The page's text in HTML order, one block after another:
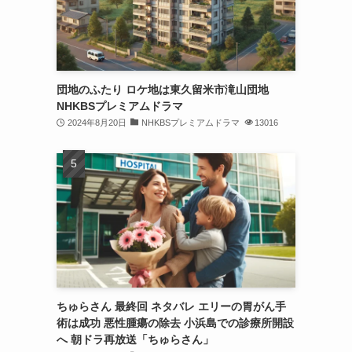
団地のふたり ロケ地は東久留米市滝山団地
NHKBSプレミアムドラマ
2024年8月20日 NHKBSプレミアムドラマ 13016
ちゅらさん 最終回 ネタバレ エリーの胃がん手
術は成功 悪性腫瘍の除去 小浜島での診療所開設
へ 朝ドラ再放送「ちゅらさん」